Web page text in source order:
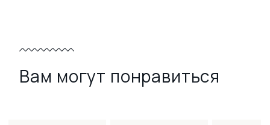
Вам могут понравиться